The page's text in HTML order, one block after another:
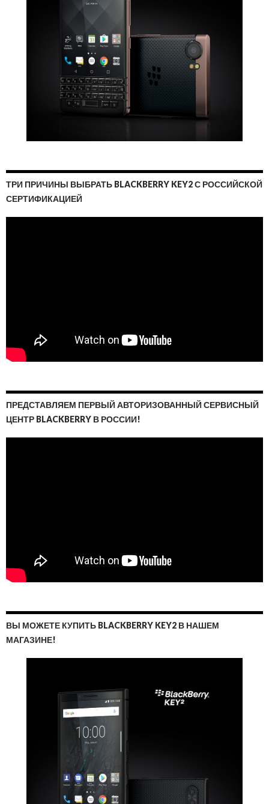
ТРИ ПРИЧИНЫ ВЫБРАТЬ BLACKBERRY KEY2 С РОССИЙСКОЙ
СЕРТИФИКАЦИЕЙ
ПРЕДСТАВЛЯЕМ ПЕРВЫЙ АВТОРИЗОВАННЫЙ СЕРВИСНЫЙ
ЦЕНТР BLACKBERRY В РОССИИ!
ВЫ МОЖЕТЕ КУПИТЬ BLACKBERRY KEY2 В НАШЕМ
МАГАЗИНЕ!